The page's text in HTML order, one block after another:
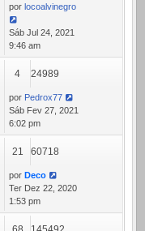
por locoalvinegro
Sáb Jul 24, 2021
9:46 am
4 24989
por Pedrox77
Sáb Fev 27, 2021
6:02 pm
21 60718
por Deco
Ter Dez 22, 2020
1:53 pm